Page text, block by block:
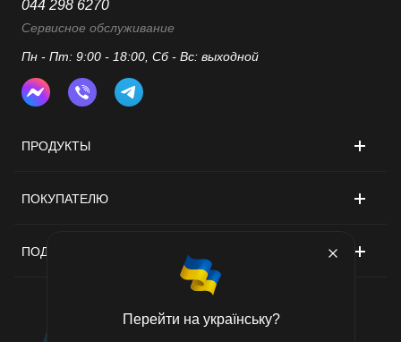
Перейти на українську?
ПРОДУКТЫ
ПОКУПАТЕЛЮ
ПОДДЕРЖКА
044 298 6270
Сервисное обслуживание
Пн - Пт: 9:00 - 18:00, Сб - Вс: выходной